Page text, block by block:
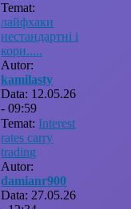
Temat:
лайфхаки
нестандартні і
кори.....
Autor:
kamilasty
Data: 12.05.26
- 09:59
Temat: Interest
rates carry
trading
Autor:
damianr900
Data: 27.05.26